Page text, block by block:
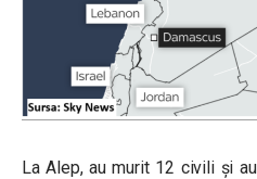
La Alep, au murit 12 civili și